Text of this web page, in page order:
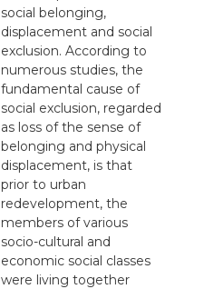
social belonging,
displacement and social
exclusion. According to
numerous studies, the
fundamental cause of
social exclusion, regarded
as loss of the sense of
belonging and physical
displacement, is that
prior to urban
redevelopment, the
members of various
socio-cultural and
economic social classes
were living together